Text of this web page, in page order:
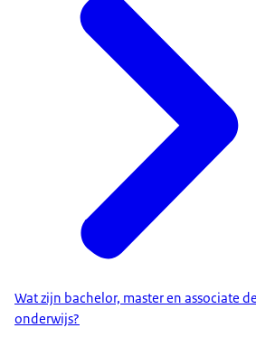
Wat zijn bachelor, master en associate
onderwijs?